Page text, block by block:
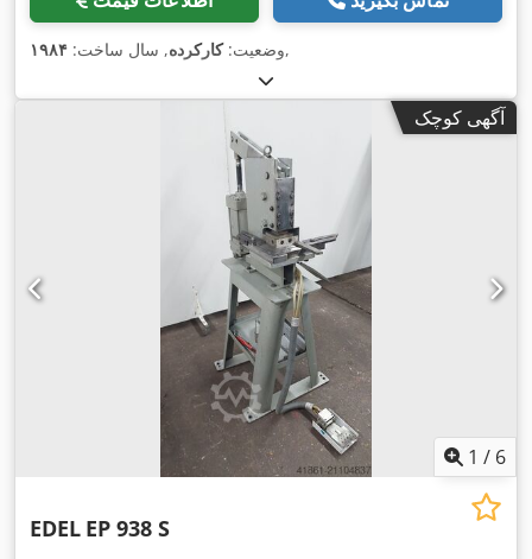
وضعیت:کارکرده, سال ساخت: ۱۹۸۴ ,
آگهی کوچک
1 / 6
EDEL EP 938 S